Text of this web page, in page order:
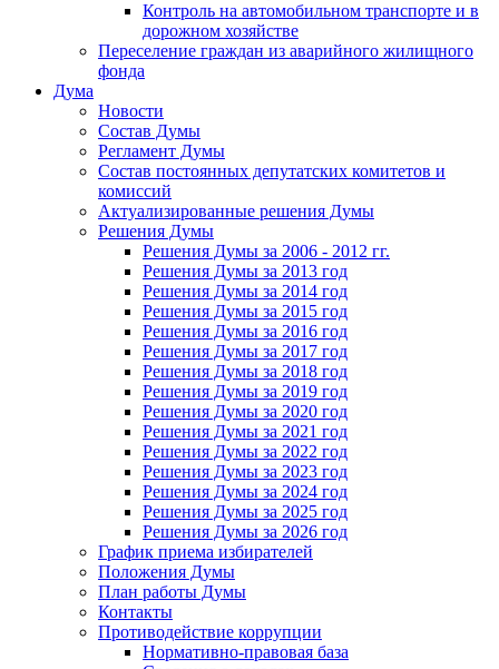
Контроль на автомобильном транспорте и в
дорожном хозяйстве
Переселение граждан из аварийного жилищного
фонда
Дума
Новости
Состав Думы
Регламент Думы
Состав постоянных депутатских комитетов и
комиссий
Актуализированные решения Думы
Решения Думы
Решения Думы за 2006 - 2012 гг.
Решения Думы за 2013 год
Решения Думы за 2014 год
Решения Думы за 2015 год
Решения Думы за 2016 год
Решения Думы за 2017 год
Решения Думы за 2018 год
Решения Думы за 2019 год
Решения Думы за 2020 год
Решения Думы за 2021 год
Решения Думы за 2022 год
Решения Думы за 2023 год
Решения Думы за 2024 год
Решения Думы за 2025 год
Решения Думы за 2026 год
График приема избирателей
Положения Думы
План работы Думы
Контакты
Противодействие коррупции
Нормативно-правовая база